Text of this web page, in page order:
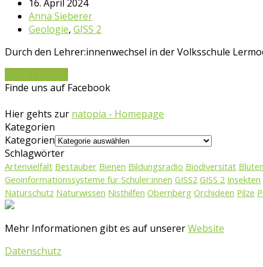
16. April 2024
Anna Sieberer
Geologie, GISS 2
Durch den Lehrer:innenwechsel in der Volksschule
Finde uns auf Facebook
Hier gehts zur natopia - Homepage
Kategorien
Kategorien
Schlagwörter
Artenvielfalt Bestäuber Bienen Bildungsradio Biodiversität Blüten
Geoinformationssysteme für Schüler:innen GISS2 GISS 2 Insekten
Naturschutz Naturwissen Nisthilfen Obernberg Orchideen Pilze
Mehr Informationen gibt es auf unsererWebsite
Datenschutz